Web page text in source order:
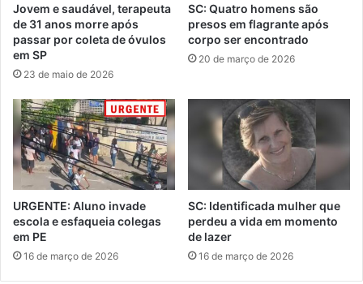
Jovem e saudável, terapeuta
de 31 anos morre após
passar por coleta de óvulos
em SP
23 de maio de 2026
SC: Quatro homens são
presos em flagrante após
corpo ser encontrado
20 de março de 2026
URGENTE: Aluno invade
escola e esfaqueia colegas
em PE
16 de março de 2026
SC: Identificada mulher que
perdeu a vida em momento
de lazer
16 de março de 2026